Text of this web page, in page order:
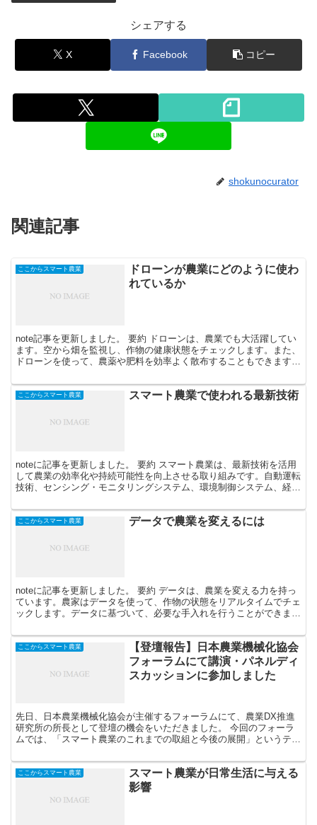
シェアする
X Facebook コピー
shokunocurator
関連記事
ここからスマート農業
ドローンが農業にどのように使わ
れているか
note記事を更新しました。 要約 ドローンは、農業でも大活躍してい
ます。空から畑を監視し、作物の健康状態をチェックします。また、
ドローンを使って、農薬や肥料を効率よく散布することもできます。
ここからスマート農業 スマート農業で使われる最新技術
noteに記事を更新しました。 要約 スマート農業は、最新技術を活用
して農業の効率化や持続可能性を向上させる取り組みです。自動運転
技術、センシング・モニタリングシステム、環境制御システム、経営
ここからスマート農業 データで農業を変えるには
noteに記事を更新しました。 要約 データは、農業を変える力を持っ
ています。農家はデータを使って、作物の状態をリアルタイムでチェ
ックします。データに基づいて、必要な手入れを行うことができま
ここからスマート農業
【登壇報告】日本農業機械化協会
フォーラムにて講演・パネルディ
スカッションに参加しました
先日、日本農業機械化協会が主催するフォーラムにて、農業DX推進
研究所の所長として登壇の機会をいただきました。 今回のフォーラ
ムでは、「スマート農業のこれまでの取組と今後の展開」というテー
ここからスマート農業
スマート農業が日常生活に与える
影響